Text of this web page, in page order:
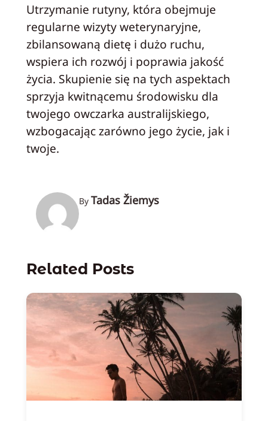
Utrzymanie rutyny, która obejmuje
regularne wizyty weterynaryjne,
zbilansowaną dietę i dużo ruchu,
wspiera ich rozwój i poprawia jakość
życia. Skupienie się na tych aspektach
sprzyja kwitnącemu środowisku dla
twojego owczarka australijskiego,
wzbogacając zarówno jego życie, jak i
twoje.
By Tadas Žiemys
Related Posts